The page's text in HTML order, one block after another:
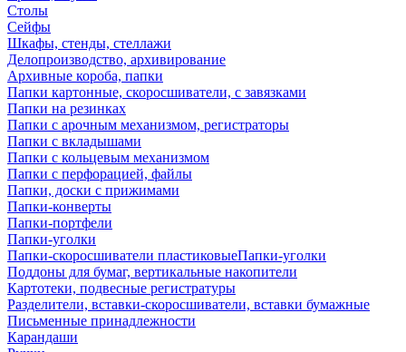
Столы
Сейфы
Шкафы, стенды, стеллажи
Делопроизводство, архивирование
Архивные короба, папки
Папки картонные, скоросшиватели, с завязками
Папки на резинках
Папки с арочным механизмом, регистраторы
Папки с вкладышами
Папки с кольцевым механизмом
Папки с перфорацией, файлы
Папки, доски с прижимами
Папки-конверты
Папки-портфели
Папки-уголки
Папки-скоросшиватели пластиковыеПапки-уголки
Поддоны для бумаг, вертикальные накопители
Картотеки, подвесные регистратуры
Разделители, вставки-скоросшиватели, вставки бумажные
Письменные принадлежности
Карандаши